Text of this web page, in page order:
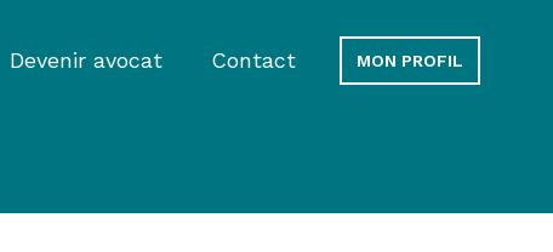
Devenir avocat Contact MON PROFIL